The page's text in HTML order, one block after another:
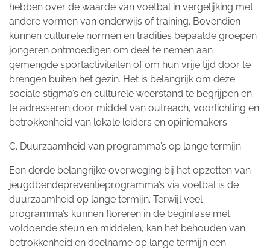
hebben over de waarde van voetbal in vergelijking met
andere vormen van onderwijs of training. Bovendien
kunnen culturele normen en tradities bepaalde groepen
jongeren ontmoedigen om deel te nemen aan
gemengde sportactiviteiten of om hun vrije tijd door te
brengen buiten het gezin. Het is belangrijk om deze
sociale stigma’s en culturele weerstand te begrijpen en
te adresseren door middel van outreach, voorlichting en
betrokkenheid van lokale leiders en opiniemakers.
C. Duurzaamheid van programma’s op lange termijn
Een derde belangrijke overweging bij het opzetten van
jeugdbendepreventieprogramma’s via voetbal is de
duurzaamheid op lange termijn. Terwijl veel
programma’s kunnen floreren in de beginfase met
voldoende steun en middelen, kan het behouden van
betrokkenheid en deelname op lange termijn een